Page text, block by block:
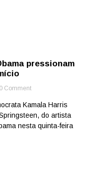
pressionam
0 Commenton
EUA:
Kamala
Harris
Kamala Harris
do artista
nesta quinta-feira